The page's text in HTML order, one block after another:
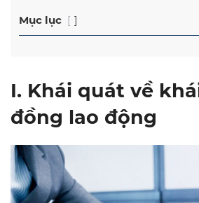
Mục lục
I. Khái quát về
đồng lao động